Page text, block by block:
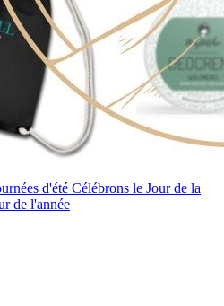
d'été Célébrons le Jour de la
de l'année